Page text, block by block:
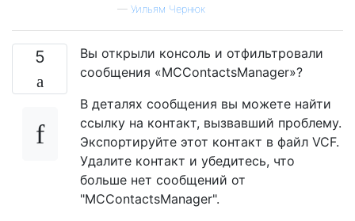
— Уильям Чернюк
5
Вы открыли консоль и отфильтровали
сообщения «MCContactsManager»?
В деталях сообщения вы можете найти
ссылку на контакт, вызвавший проблему.
Экспортируйте этот контакт в файл VCF.
Удалите контакт и убедитесь, что
больше нет сообщений от
"MCContactsManager".